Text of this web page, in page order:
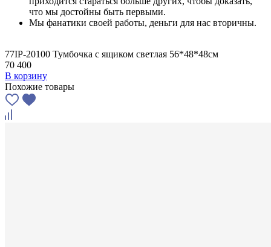
что мы достойны быть первыми.
Мы фанатики своей работы, деньги для нас вторичны.
77IP-20100 Тумбочка с ящиком светлая 56*48*48см
70 400
В корзину
Похожие товары